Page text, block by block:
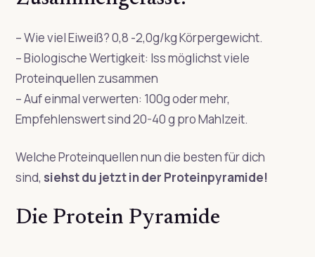
– Wie viel Eiweiß? 0,8 -2,0g/kg Körpergewicht.
– Biologische Wertigkeit: Iss möglichst viele
Proteinquellen zusammen
– Auf einmal verwerten: 100g oder mehr,
Empfehlenswert sind 20-40 g pro Mahlzeit.
Welche Proteinquellen nun die besten für dich
sind, siehst du jetzt in der Proteinpyramide!
Die Protein Pyramide